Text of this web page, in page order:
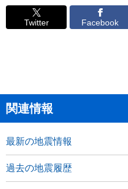
Twitter Facebook
関連情報
最新の地震情報
過去の地震履歴